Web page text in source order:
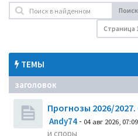
Поиск
Страница
ТЕМЫ
заголовок
Прогнозы 2026/
Andy74 - 04 авг 2026, 07:09
и споры